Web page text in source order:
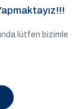
lütfen bizimle